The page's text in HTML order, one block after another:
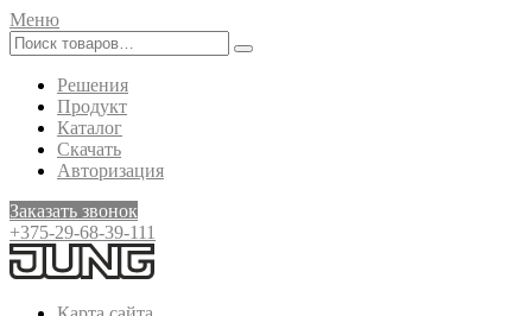
Меню
Решения
Продукт
Каталог
Скачать
Авторизация
Заказать звонок
+375-29-68-39-111